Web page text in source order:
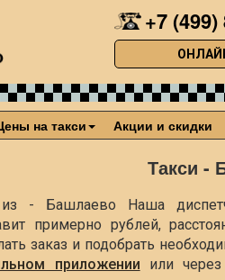
+7 (499)
на такси Акции и скидки
Такси -
- Башлаево Наша
примерно рублей,
заказ и подобрать
приложении или через